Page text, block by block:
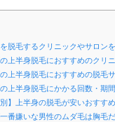
脱毛するクリニックやサロン
上半身脱毛におすすめのクリ
上半身脱毛におすすめの脱毛
上半身脱毛にかかる回数・期
】上半身の脱毛が安いおすす
番嫌いな男性のムダ毛は胸毛